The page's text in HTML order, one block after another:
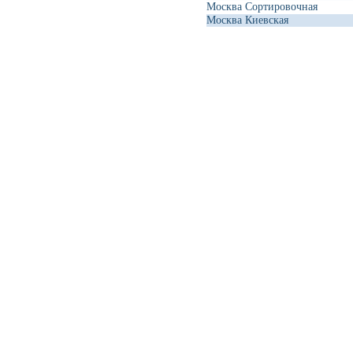
Москва Сортировочная
Москва Киевская